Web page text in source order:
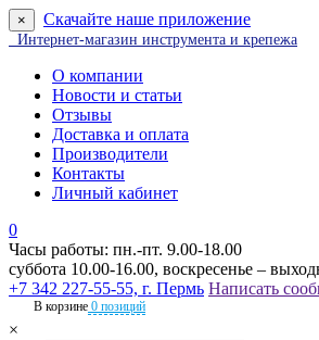
× Скачайте наше приложение
Интернет-магазин инструмента и крепежа
О компании
Новости и статьи
Отзывы
Доставка и оплата
Производители
Контакты
Личный кабинет
0
Часы работы: пн.-пт. 9.00-18.00
суббота 10.00-16.00, воскресенье –
+7 342 227-55-55, г. Пермь Написать
В корзине 0 позиций
×